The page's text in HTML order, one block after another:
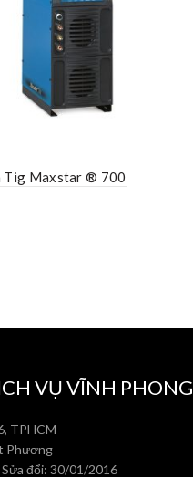
Tig Maxstar ® 700
VỤ VĨNH PHONG
TPHCM
Phương
đổi: 30/01/2016